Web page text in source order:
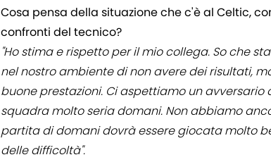
Cosa pensa della situazione che c'è al Celtic,
confronti del tecnico?
"Ho stima e rispetto per il mio collega. So che
nel nostro ambiente di non avere dei risultati,
buone prestazioni. Ci aspettiamo un
squadra molto seria domani. Non abbiamo
partita di domani dovrà essere giocata molto
delle difficoltà".